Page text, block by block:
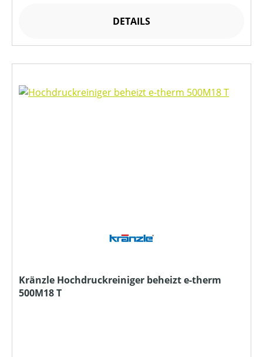
DETAILS
Kränzle Hochdruckreiniger beheizt e-therm
500M18 T